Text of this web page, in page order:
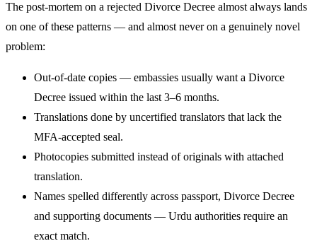
The post-mortem on a rejected Divorce Decree almost always lands
on one of these patterns — and almost never on a genuinely novel
problem:
Out-of-date copies — embassies usually want a Divorce
Decree issued within the last 3–6 months.
Translations done by uncertified translators that lack the
MFA-accepted seal.
Photocopies submitted instead of originals with attached
translation.
Names spelled differently across passport, Divorce Decree
and supporting documents — Urdu authorities require an
exact match.